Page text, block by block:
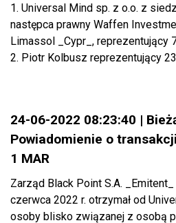
1. Universal Mind sp. z o.o. z
następca prawny Waffen
Limassol _Cypr_, reprezentujący
2. Piotr Kolbusz reprezentujący
24-06-2022 08:23:40 |
Powiadomienie o
1 MAR
Zarząd Black Point S.A.
czerwca 2022 r. otrzymał od
osoby blisko związanej z osobą